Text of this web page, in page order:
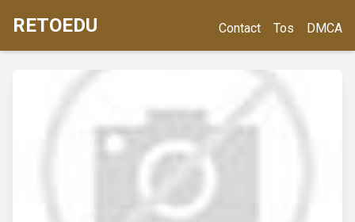
RETOEDU Contact Tos DMCA